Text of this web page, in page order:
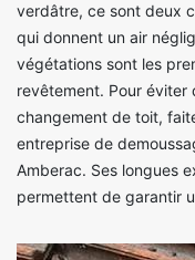
verdâtre, ce sont deux
qui donnent un air
végétations sont les
revêtement. Pour
changement de toit,
entreprise de
Amberac. Ses longues
permettent de garantir